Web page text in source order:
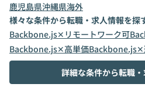
鹿児島県沖縄県海外
様々な条件から転職・求人情報を探
Backbone.js✕リモートワーク可
Backbone.js✕高単価Backbone.js✕
詳細な条件から転職